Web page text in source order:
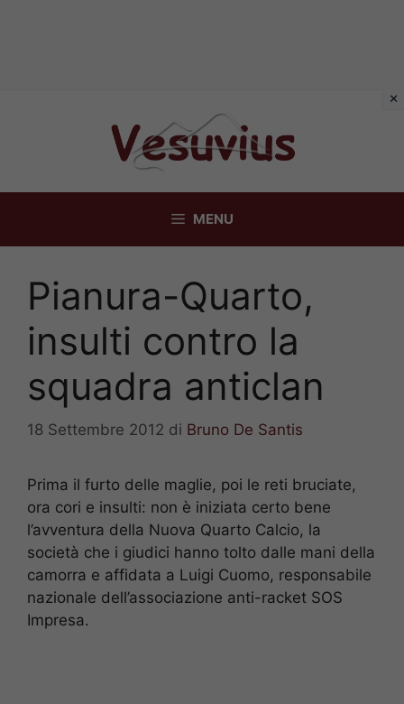
MENU
Pianura-Quarto,
insulti contro la
squadra anticlan
18 Settembre 2012 di Bruno De Santis
Prima il furto delle maglie, poi le reti bruciate,
ora cori e insulti: non è iniziata certo bene
l’avventura della Nuova Quarto Calcio, la
società che i giudici hanno tolto dalle mani della
camorra e affidata a Luigi Cuomo, responsabile
nazionale dell’associazione anti-racket SOS
Impresa.